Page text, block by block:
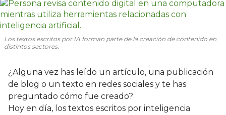
Los textos escritos por IA forman parte de la creación de contenido en
distintos sectores.
¿Alguna vez has leído un artículo, una publicación
de blog o un texto en redes sociales y te has
preguntado cómo fue creado?
Hoy en día, los textos escritos por inteligencia